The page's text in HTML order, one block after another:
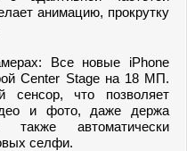
анимацию, прокрутку
Все новые iPhone
Center Stage на 18 МП.
сенсор, что позволяет
и фото, даже держа
автоматически
селфи.